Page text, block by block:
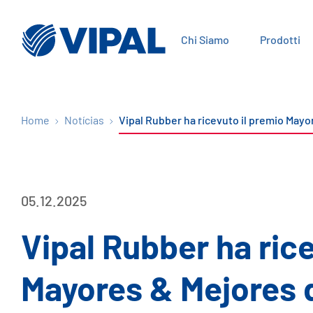
Chi Siamo Prodotti
Home Notícias Vipal Rubber ha ricevuto il premio
05.12.2025
Vipal Rubber ha
Mayores &